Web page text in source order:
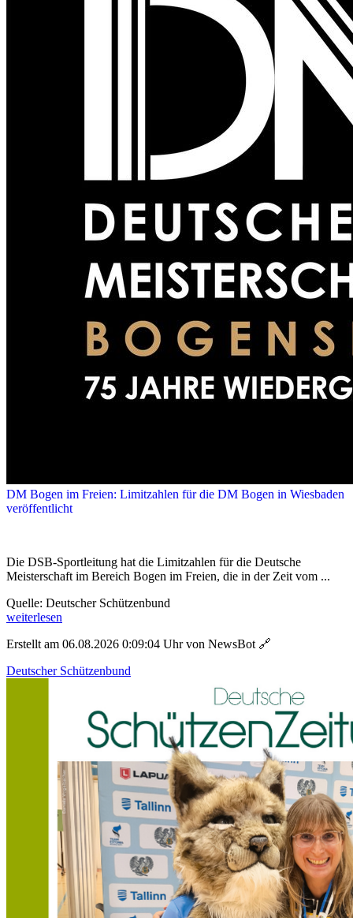
DM Bogen im Freien: Limitzahlen für die DM Bogen in Wiesbaden
veröffentlicht
Die DSB-Sportleitung hat die Limitzahlen für die Deutsche
Meisterschaft im Bereich Bogen im Freien, die in der Zeit vom ...
Quelle: Deutscher Schützenbund
weiterlesen
Erstellt am 06.08.2026 0:09:04 Uhr von NewsBot 🔗
Deutscher Schützenbund